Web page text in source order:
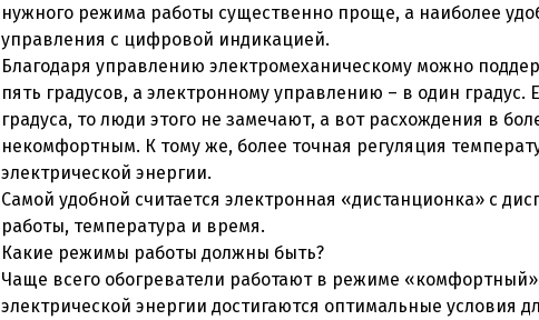
нужного режима работы существенно проще, а наиболее
управления с цифровой индикацией.
Благодаря управлению электромеханическому можно
пять градусов, а электронному управлению – в один
градуса, то люди этого не замечают, а вот расхождения в
некомфортным. К тому же, более точная регуляция
электрической энергии.
Самой удобной считается электронная «дистанционка» с
работы, температура и время.
Какие режимы работы должны быть?
Чаще всего обогреватели работают в режиме
электрической энергии достигаются оптимальные условия